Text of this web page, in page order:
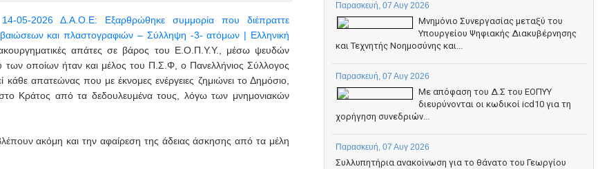
14-05-2026 Δ.Α.Ο.Ε: Εξαρθρώθηκε συμμορία που διέπραττε
και πλαστογραφιών – Σύλληψη -3- ατόμων | Ελληνική
απάτες σε βάρος του Ε.Ο.Π.Υ.Υ., μέσω ψευδών
οποίων ήταν και μέλος του Π.Σ.Φ, ο Πανελλήνιος Σύλλογος
απατεώνας που με έκνομες ενέργειες ζημιώνει το Δημόσιο,
Κράτος από τα δεδουλευμένα τους, λόγω των μνημονιακών
ακόμη και την αφαίρεση της άδειας άσκησης από τα μέλη
Παρασκευή, 07 Αυγ 2026
Μνημόνιο Συνεργασίας μεταξύ του
Υπουργείου Ψηφιακής Διακυβέρνησης
και Τεχνητής Νοημοσύνης και...
Παρασκευή, 07 Αυγ 2026
Με απόφαση του Δ.Σ του ΕΟΠΥΥ
διευρύνονται οι κωδικοί icd10 για τη
χορήγηση συνεδριών...
Παρασκευή, 07 Αυγ 2026
Συλλυπητήρια ανακοίνωση για το θάνατο του Γεωργίου